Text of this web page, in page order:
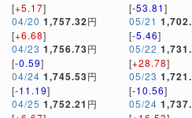
[+5.17]
04/20 1,757.32円
[+6.68]
04/23 1,756.73円
[-0.59]
04/24 1,745.53円
[-11.19]
04/25 1,752.21 円
[-53.81]
05/21
[-5.46]
05/22
[+28.78]
05/23
[-10.56]
05/24